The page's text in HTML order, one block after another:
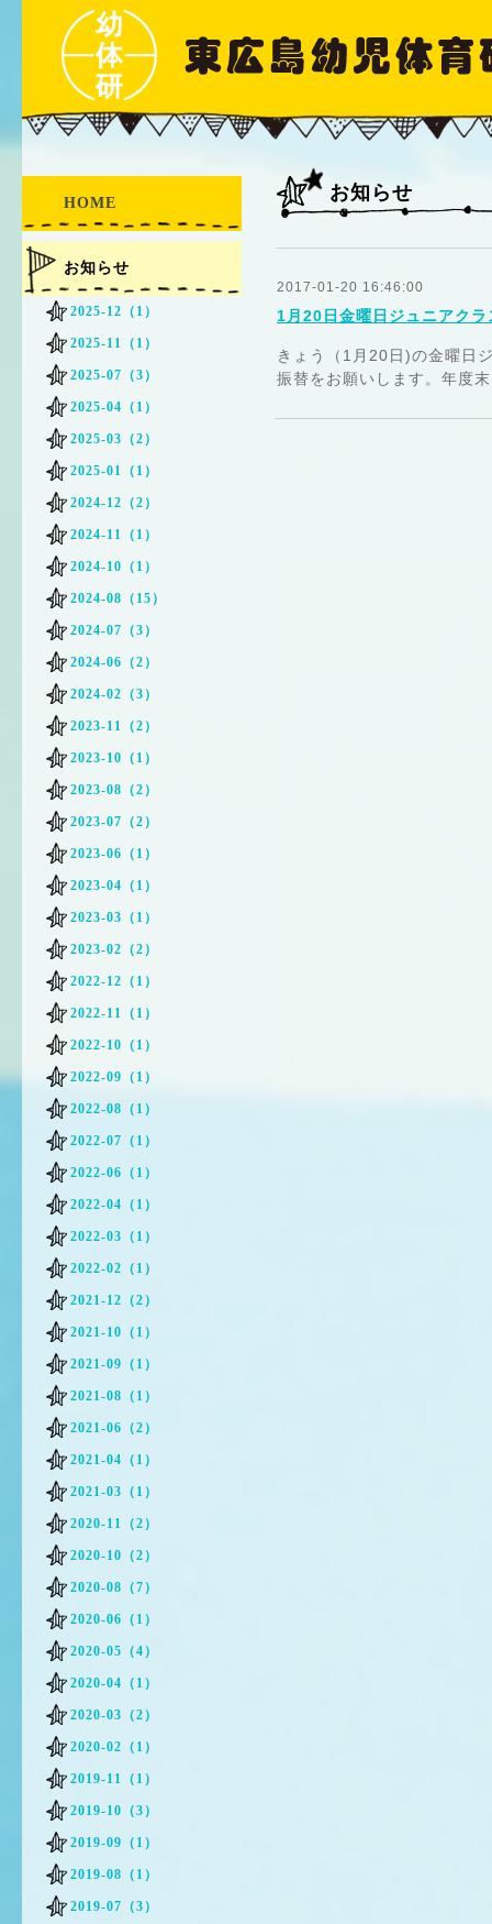
お知らせ
2017-01-20 16:46:00
1月20日金曜日ジュニアク
きょう（1月20日)の金曜日
振替をお願いします。年度
HOME
お知らせ
2025-12（1）
2025-11（1）
2025-07（3）
2025-04（1）
2025-03（2）
2025-01（1）
2024-12（2）
2024-11（1）
2024-10（1）
2024-08（15）
2024-07（3）
2024-06（2）
2024-02（3）
2023-11（2）
2023-10（1）
2023-08（2）
2023-07（2）
2023-06（1）
2023-04（1）
2023-03（1）
2023-02（2）
2022-12（1）
2022-11（1）
2022-10（1）
2022-09（1）
2022-08（1）
2022-07（1）
2022-06（1）
2022-04（1）
2022-03（1）
2022-02（1）
2021-12（2）
2021-10（1）
2021-09（1）
2021-08（1）
2021-06（2）
2021-04（1）
2021-03（1）
2020-11（2）
2020-10（2）
2020-08（7）
2020-06（1）
2020-05（4）
2020-04（1）
2020-03（2）
2020-02（1）
2019-11（1）
2019-10（3）
2019-09（1）
2019-08（1）
2019-07（3）